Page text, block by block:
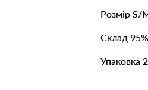
Розмір S/
Склад
Упаковка